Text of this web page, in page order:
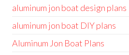
aluminum jon boat design plans
aluminum jon boat DIY plans
Aluminum Jon Boat Plans